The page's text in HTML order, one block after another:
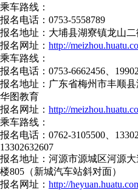
乘车路线：
报名电话：0753-5558789
报名地址：大埔县湖寮镇龙山
报名网址： http://
乘车路线：
报名电话：0753-6662456、
报名地址：广东省梅州市丰顺
华图教育
报名网址： http://
乘车路线：
报名电话：0762-3105500、
13302632607
报名地址：河源市源城区河源
楼805（新城汽车站斜对面）
报名网址： http://